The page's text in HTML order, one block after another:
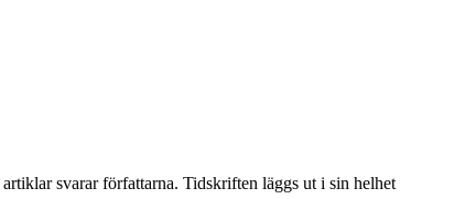
svarar författarna. Tidskriften läggs ut i sin helhet